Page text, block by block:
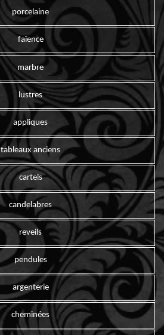
porcelaine
faïence
marbre
lustres
appliques
tableaux anciens
cartels
candelabres
reveils
pendules
argenterie
cheminées